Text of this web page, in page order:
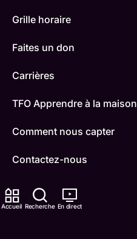
Accueil Recherche En direct
Grille horaire
Faites un don
Carrières
TFO Apprendre à la maison
Comment nous capter
Contactez-nous
ONFR